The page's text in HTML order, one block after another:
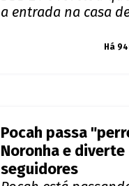
a entrada na casa
Há
Pocah passa
Noronha e diverte
seguidores